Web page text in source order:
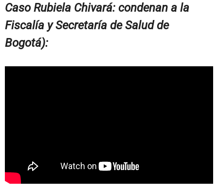
Caso Rubiela Chivará: condenan a la
Fiscalía y Secretaría de Salud de
Bogotá):